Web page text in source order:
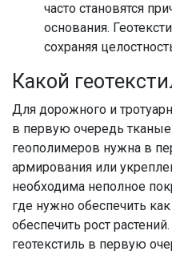
часто становятся
основания.
сохраняя
Какой
Для дорожного и
в первую очередь
геополимеров нужна в
армирования или
необходима неполное
где нужно обеспечить
обеспечить рост
геотекстиль в первую